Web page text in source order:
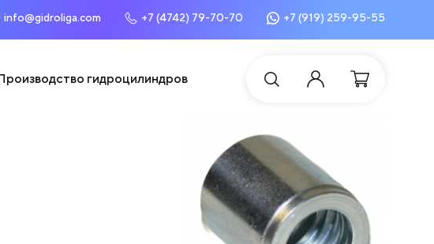
info@gidroliga.com +7 (4742) 79-70-70 +7 (919) 259-95-55
гидроцилиндров